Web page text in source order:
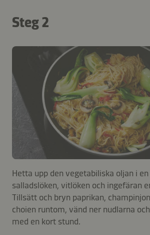
Steg 2
Hetta upp den vegetabiliska oljan i
salladslöken, vitlöken och ingefäran
Tillsätt och bryn paprikan,
choien runtom, vänd ner nudlarna
med en kort stund.